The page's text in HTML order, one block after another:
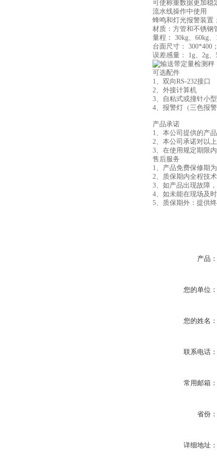
可使称重数据更加稳
流水线操作中使用
蜂鸣和灯光报警装置
材质：方管和不锈钢
量程： 30kg、60kg、
台面尺寸： 300*400
误差感量： 1g、2g、
可选配件
1、双向RS-232接口
2、外接计算机
3、自粘式或撞针小
4、报警灯（三色报
产品承诺
1、本公司提供的产
2、本公司承诺对以
3、在使用规定期限
售后服务
1、产品免费保修期
2、质保期内全
3、如产品出现故障
4、如未能在现场及
5、质保期外：提供
产品：
您的单位：
您的姓名：
联系电话：
常用邮箱：
省份：
详细地址：